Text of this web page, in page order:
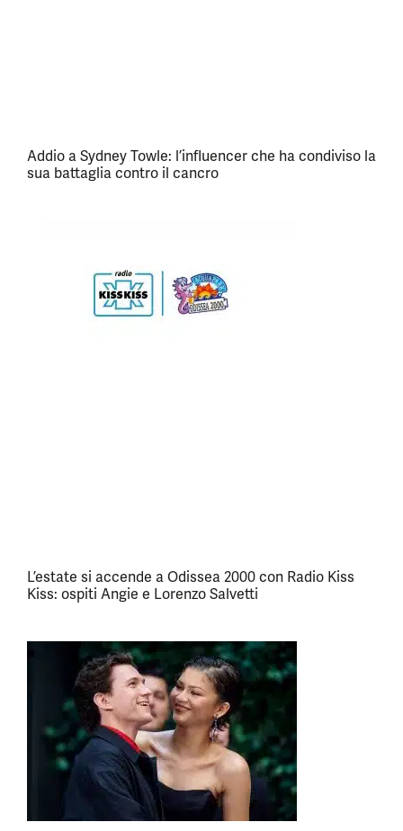
Addio a Sydney Towle: l’influencer che ha condiviso la
sua battaglia contro il cancro
L’estate si accende a Odissea 2000 con Radio Kiss
Kiss: ospiti Angie e Lorenzo Salvetti